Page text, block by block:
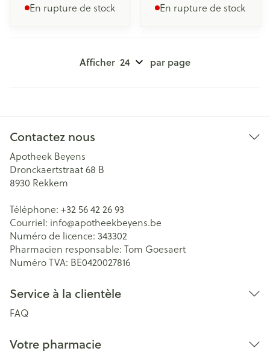
En rupture de stock En rupture de stock
Afficher par page
Contactez nous
Apotheek Beyens
Dronckaertstraat 68 B
8930 Rekkem
Téléphone: +32 56 42 26 93
Courriel: info@apotheekbeyens.be
Numéro de licence: 343302
Pharmacien responsable: Tom Goesaert
Numéro TVA: BE0420027816
Service à la clientèle
FAQ
Votre pharmacie